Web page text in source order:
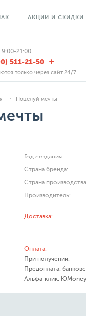
АКЦИИ И СКИДКИ
9:00-21:00
511-21-50
только через сайт 24/7
Поцелуй мечты
Год создания:
Страна бренда:
Страна
Производитель:
Доставка:
Оплата:
При получении.
Предоплата:
Альфа-клик,